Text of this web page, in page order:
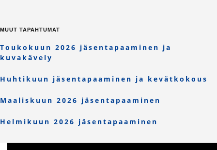
MUUT TAPAHTUMAT
Toukokuun 2026 jäsentapaaminen ja
kuvakävely
Huhtikuun jäsentapaaminen ja kevätkokous
Maaliskuun 2026 jäsentapaaminen
Helmikuun 2026 jäsentapaaminen